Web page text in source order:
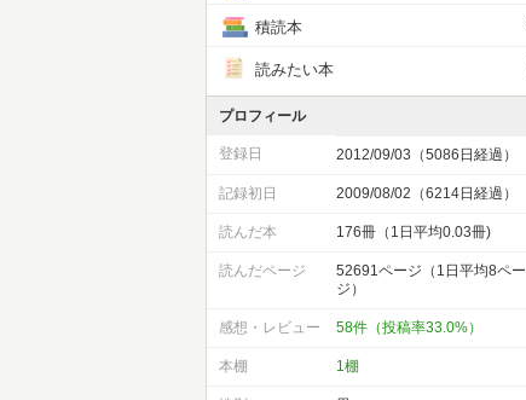
積読本
読みたい本
プロフィール
登録日 2012/09/03（5086日経過）
記録初日 2009/08/02（6214日経過）
読んだ本 176冊（1日平均0.03冊)
読んだページ
52691ページ（1日平均8ペー
ジ）
感想・レビュー 58件（投稿率33.0%）
本棚 1棚